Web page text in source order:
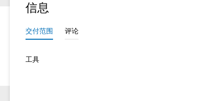
信息
交付范围 评论
工具